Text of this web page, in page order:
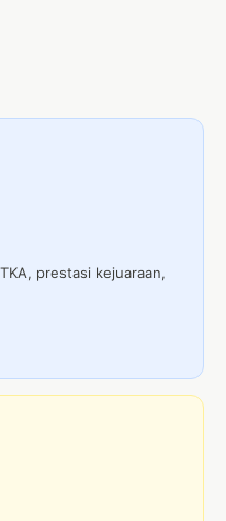
prestasi kejuaraan,